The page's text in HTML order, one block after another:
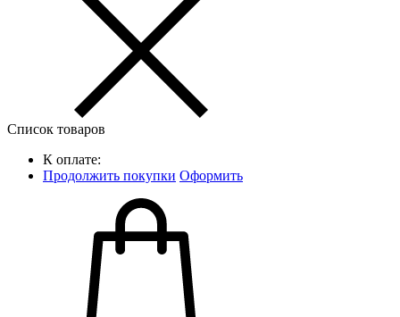
Список товаров
К оплате:
Продолжить покупки Оформить